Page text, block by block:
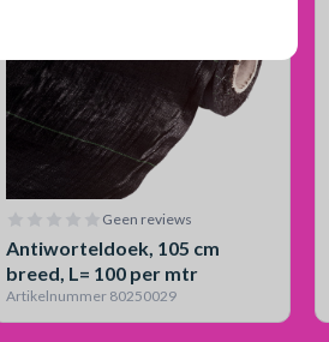
Geen reviews
Antiworteldoek, 105 cm
breed, L= 100 per mtr
Artikelnummer 80250029